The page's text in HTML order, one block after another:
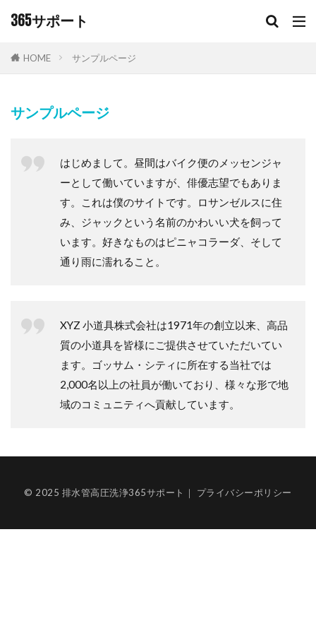
365サポート
HOME サンプルページ
サンプルページ
はじめまして。昼間はバイク便のメッセンジャ
ーとして働いていますが、俳優志望でもありま
す。これは僕のサイトです。ロサンゼルスに住
み、ジャックという名前のかわいい犬を飼って
います。好きなものはピニャコラーダ、そして
通り雨に濡れること。
XYZ 小道具株式会社は1971年の創立以来、高品
質の小道具を皆様にご提供させていただいてい
ます。ゴッサム・シティに所在する当社では
2,000名以上の社員が働いており、様々な形で地
域のコミュニティへ貢献しています。
© 2025 排水管高圧洗浄365サポート｜ プライバシーポリシー
カテゴリー
365サポート S字トラップ
キッチン排水口
キッチン排水管
シンクの臭い
チラシ
フリーダイヤル
ワントラップ
排水トラップ
排水管
排水管高圧洗浄 排水設備
洗面所
洗面所排水溝
洗面臭い
銅製ワントラップ